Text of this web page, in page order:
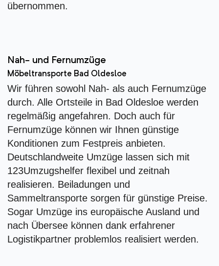
übernommen.
Nah- und Fernumzüge
Möbeltransporte Bad Oldesloe
Wir führen sowohl Nah- als auch Fernumzüge
durch. Alle Ortsteile in Bad Oldesloe werden
regelmäßig angefahren. Doch auch für
Fernumzüge können wir Ihnen günstige
Konditionen zum Festpreis anbieten.
Deutschlandweite Umzüge lassen sich mit
123Umzugshelfer flexibel und zeitnah
realisieren. Beiladungen und
Sammeltransporte sorgen für günstige Preise.
Sogar Umzüge ins europäische Ausland und
nach Übersee können dank erfahrener
Logistikpartner problemlos realisiert werden.